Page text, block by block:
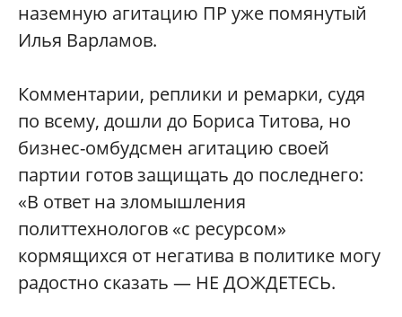
наземную агитацию ПР уже помянутый
Илья Варламов.
Комментарии, реплики и ремарки, судя
по всему, дошли до Бориса Титова, но
бизнес-омбудсмен агитацию своей
партии готов защищать до последнего:
«В ответ на зломышления
политтехнологов «с ресурсом»
кормящихся от негатива в политике могу
радостно сказать — НЕ ДОЖДЕТЕСЬ.